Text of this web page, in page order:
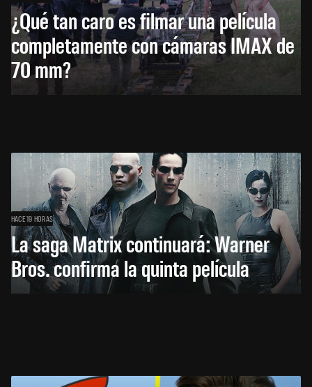
¿Qué tan caro es filmar una película
completamente con cámaras IMAX de
70 mm?
HACE 19 HORAS
La saga Matrix continuará: Warner
Bros. confirma la quinta película